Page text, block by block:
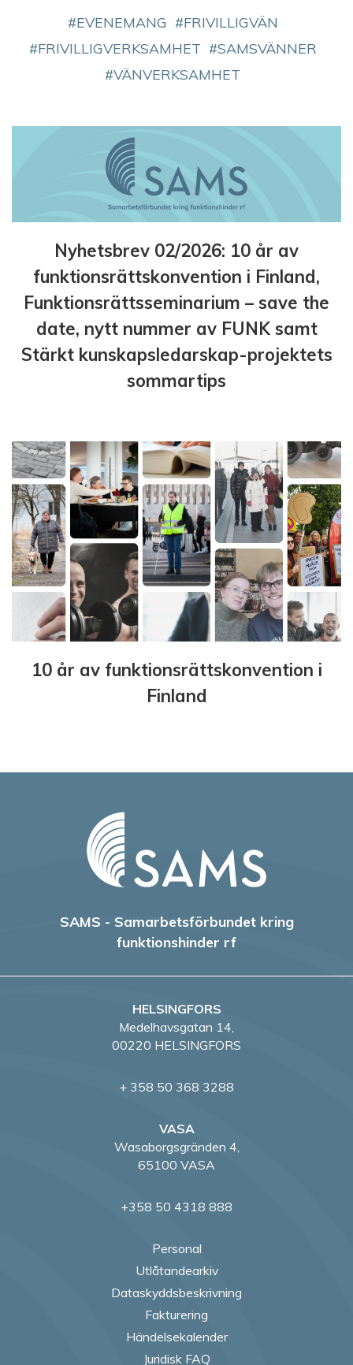
EVENEMANG
FRIVILLIGVÄN
FRIVILLIGVERKSAMHET
SAMSVÄNNER
VÄNVERKSAMHET
Nyhetsbrev 02/2026: 10 år av
funktionsrättskonvention i Finland,
Funktionsrättsseminarium – save the
date, nytt nummer av FUNK samt
Stärkt kunskapsledarskap-projektets
sommartips
10 år av funktionsrättskonvention i
Finland
SAMS - Samarbetsförbundet kring
funktionshinder rf
HELSINGFORS
Medelhavsgatan 14,
00220 HELSINGFORS
+ 358 50 368 3288
VASA
Wasaborgsgränden 4,
65100 VASA
+358 50 4318 888
Personal
Utlåtandearkiv
Dataskyddsbeskrivning
Fakturering
Händelsekalender
Juridisk FAQ